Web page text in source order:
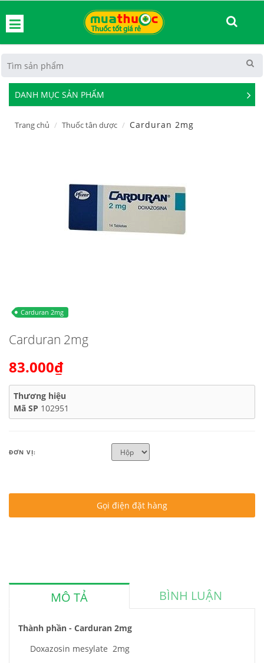
DANH MỤC SẢN PHẨM
See
Trang chủ Thuốc tân dược Carduran 2mg
Carduran 2mg
Carduran 2mg
83.000₫
Thương hiệu
Mã SP 102951
ĐƠN VỊ:
Gọi điện đặt hàng
MÔ TẢ BÌNH LUẬN
Thành phần - Carduran 2mg
Doxazosin mesylate 2mg